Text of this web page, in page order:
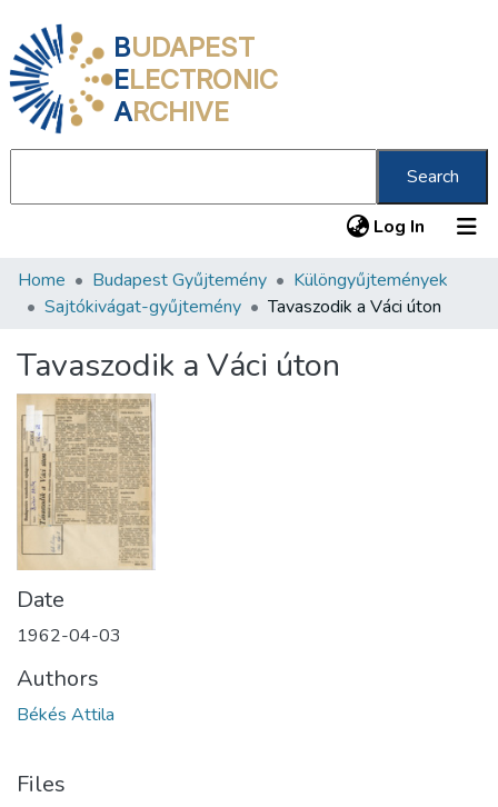
BUDAPEST
ELECTRONIC
ARCHIVE
Search
Log In (current)
Communities & Collections
Statistics
About us
Home Budapest Gyűjtemény
Különgyűjtemények
Sajtókivágat-gyűjtemény
Tavaszodik a Váci úton
Tavaszodik a Váci úton
Date
1962-04-03
Authors
Békés Attila
Files